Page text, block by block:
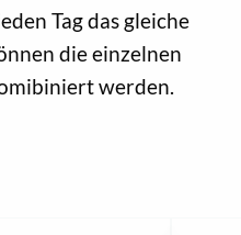
Tag das gleiche
die einzelnen
werden.